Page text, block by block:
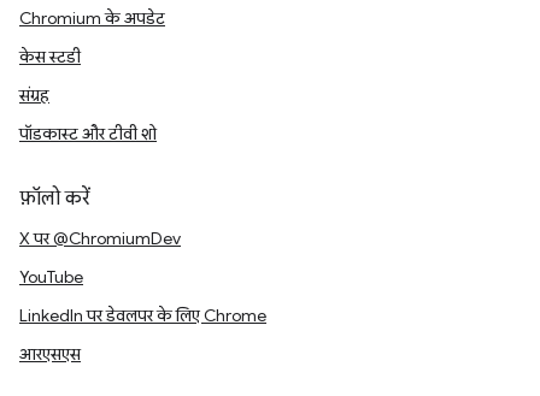
Chromium के अपडेट
केस स्टडी
संग्रह
पॉडकास्ट और टीवी शो
फ़ॉलो करें
X पर @ChromiumDev
YouTube
LinkedIn पर डेवलपर के लिए Chrome
आरएसएस